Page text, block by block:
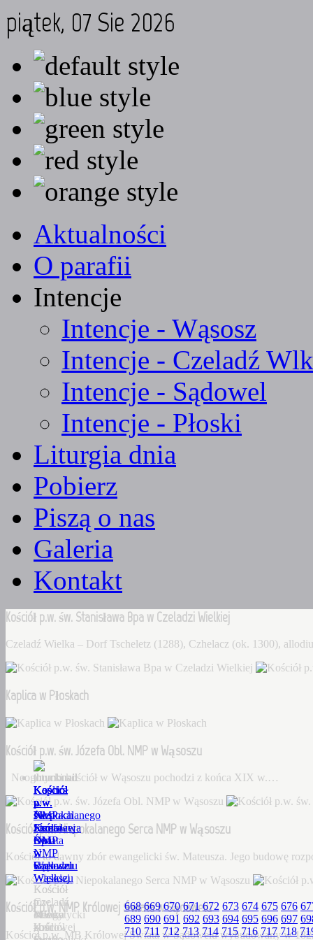
piątek, 07 Sie 2026
Aktualności
O parafii
Intencje
Intencje - Wąsosz
Intencje - Czeladź
Intencje - Sądowel
Intencje - Płoski
Liturgia dnia
Pobierz
Piszą o nas
Galeria
Kontakt
Kościół p.w. św. Stanisława Bpa w Czeladzi Wielkiej
Czeladź Wielka – Dorf Tscheletz (1288), Czhelacz (ok. 1300),
Kaplica w Płoskach
Kościół p.w. św. Józefa Obl. NMP w Wąsoszu
Neogotycki kościół w Wąsoszu pochodzi z końca XIX w.…
Kościół p.w. Niepokalanego Serca NMP w Wąsoszu
Kościół to dawny zbór ewangelicki św. Mateusza. Jego budowę
Kościół p.w. NMP Królowej Świata w Sądowelu
Kościół p.w. MB Królowej Świata w Sądowelu wybudowany w
Kościół
p.w.
św.
Stanisława
Bpa
w
Czeladzi
Wielkiej
Czeladź
Wielka
–
Kaplica
w
Płoskach
Kościół
p.w.
św.
Józefa
Obl.
NMP
w
Wąsoszu
Neogotycki
kościół
Kościół
p.w.
Niepokalanego
Serca
NMP
w
Wąsoszu
Kościół
to
dawny
zbór
Kościół
p.w.
NMP
Królowej
Świata
w
Sądowelu
Kościół
p.w.
MB
Królowej
668 669 670 671 672 673 674 675 676
689 690 691 692 693 694 695 696 697
710 711 712 713 714 715 716 717 718